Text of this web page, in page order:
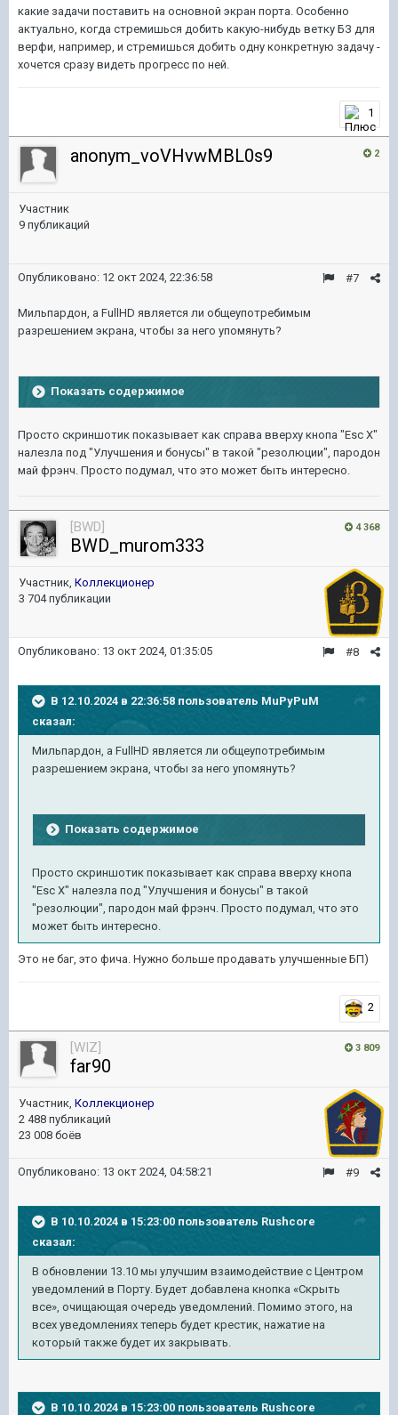
какие задачи поставить на основной экран порта. Особенно
актуально, когда стремишься добить какую-нибудь ветку БЗ для
верфи, например, и стремишься добить одну конкретную задачу -
хочется сразу видеть прогресс по ней.
1
2
anonym_voVHvwMBL0s9
Участник
9 публикаций
#7
Опубликовано: 12 окт 2024, 22:36:58
Мильпардон, а FullHD является ли общеупотребимым
разрешением экрана, чтобы за него упомянуть?
Показать содержимое
Просто скриншотик показывает как справа вверху кнопа "Esc X"
налезла под "Улучшения и бонусы" в такой "резолюции", пародон
май фрэнч. Просто подумал, что это может быть интересно.
4 368
[BWD]
BWD_murom333
Участник, Коллекционер
3 704 публикации
#8
Опубликовано: 13 окт 2024, 01:35:05
В 12.10.2024 в 22:36:58 пользователь MuPyPuM
сказал:
Мильпардон, а FullHD является ли общеупотребимым
разрешением экрана, чтобы за него упомянуть?
Показать содержимое
Просто скриншотик показывает как справа вверху кнопа
"Esc X" налезла под "Улучшения и бонусы" в такой
"резолюции", пародон май фрэнч. Просто подумал, что это
может быть интересно.
Это не баг, это фича. Нужно больше продавать улучшенные БП)
2
3 809
[WIZ]
far90
Участник, Коллекционер
2 488 публикаций
23 008 боёв
#9
Опубликовано: 13 окт 2024, 04:58:21
В 10.10.2024 в 15:23:00 пользователь Rushcore
сказал:
В обновлении 13.10 мы улучшим взаимодействие с Центром
уведомлений в Порту. Будет добавлена кнопка «Скрыть
все», очищающая очередь уведомлений. Помимо этого, на
всех уведомлениях теперь будет крестик, нажатие на
который также будет их закрывать.
В 10.10.2024 в 15:23:00 пользователь Rushcore